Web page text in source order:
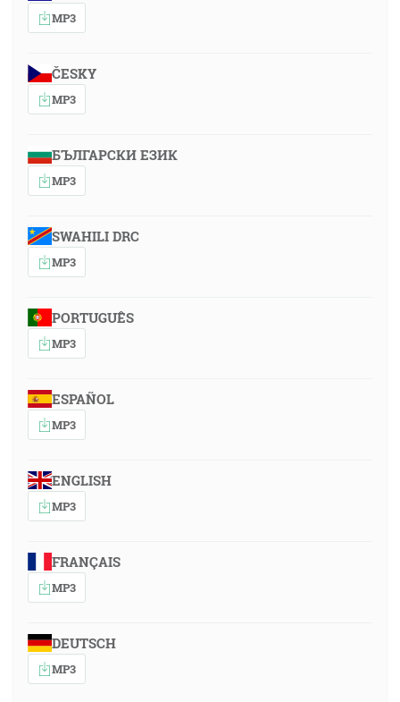
MP3
ČESKY
MP3
БЪЛГАРСКИ ЕЗИК
MP3
SWAHILI DRC
MP3
PORTUGUÊS
MP3
ESPAÑOL
MP3
ENGLISH
MP3
FRANÇAIS
MP3
DEUTSCH
MP3